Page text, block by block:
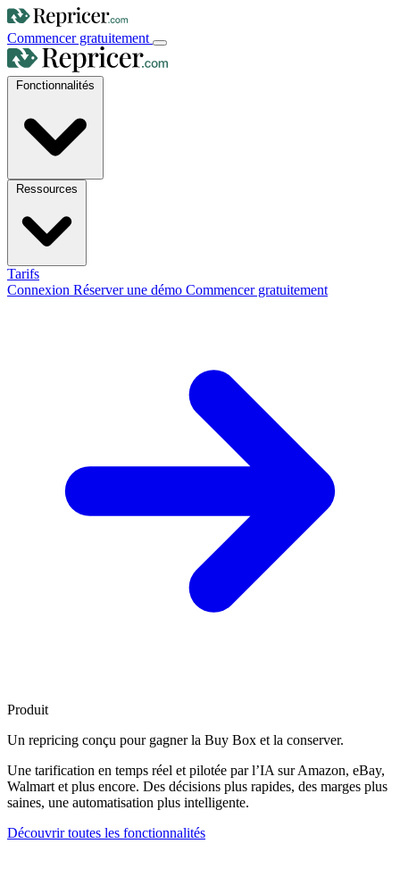
Commencer gratuitement
Tarifs
Connexion Réserver une démo Commencer gratuitement
Produit
Un repricing conçu pour gagner la Buy Box et la conserver.
Une tarification en temps réel et pilotée par l’IA sur Amazon, eBay,
Walmart et plus encore. Des décisions plus rapides, des marges plus
saines, une automatisation plus intelligente.
Découvrir toutes les fonctionnalités